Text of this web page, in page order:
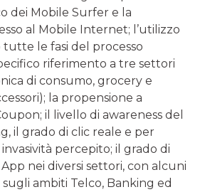
dei Mobile Surfer e la
al Mobile Internet; l’utilizzo
le fasi del processo
riferimento a tre settori
di consumo, grocery e
la propensione a
il livello di awareness del
il grado di clic reale e per
percepito; il grado di
nei diversi settori, con alcuni
ambiti Telco, Banking ed